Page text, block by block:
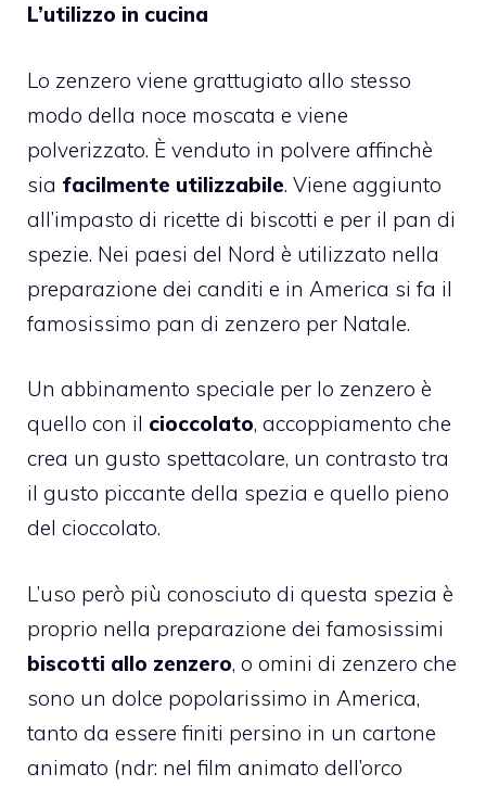
L’utilizzo in cucina
Lo zenzero viene grattugiato allo stesso
modo della noce moscata e viene
polverizzato. È venduto in polvere affinchè
sia facilmente utilizzabile. Viene aggiunto
all’impasto di ricette di biscotti e per il pan di
spezie. Nei paesi del Nord è utilizzato nella
preparazione dei canditi e in America si fa il
famosissimo pan di zenzero per Natale.
Un abbinamento speciale per lo zenzero è
quello con il cioccolato, accoppiamento che
crea un gusto spettacolare, un contrasto tra
il gusto piccante della spezia e quello pieno
del cioccolato.
L’uso però più conosciuto di questa spezia è
proprio nella preparazione dei famosissimi
biscotti allo zenzero, o omini di zenzero che
sono un dolce popolarissimo in America,
tanto da essere finiti persino in un cartone
animato (ndr: nel film animato dell’orco